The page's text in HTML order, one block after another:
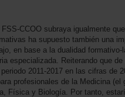
CCOO subraya igualmente
ha supuesto también una
en base a la dualidad formativo-
especializada. Reiterando que de
2011-2017 en las cifras de
profesionales de la Medicina (el
Física y Biología. Por tanto,